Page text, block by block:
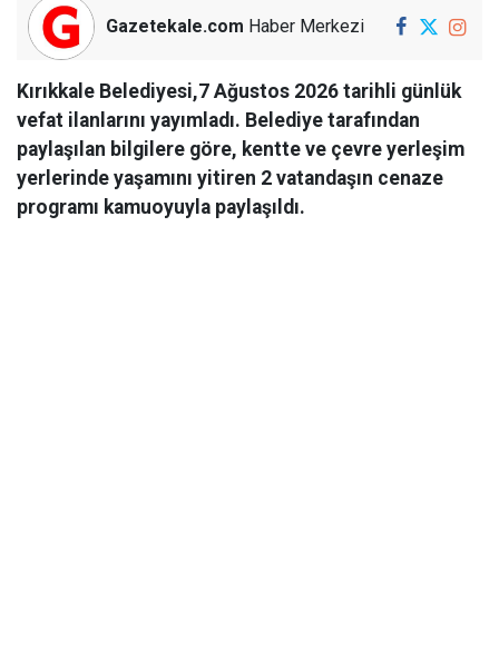
Gazetekale.com Haber Merkezi
Kırıkkale Belediyesi,7 Ağustos 2026 tarihli günlük
vefat ilanlarını yayımladı. Belediye tarafından
paylaşılan bilgilere göre, kentte ve çevre yerleşim
yerlerinde yaşamını yitiren 2 vatandaşın cenaze
programı kamuoyuyla paylaşıldı.